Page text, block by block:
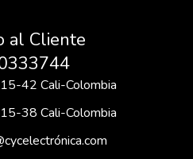
al Cliente
42 Cali-Colombia
38 Cali-Colombia